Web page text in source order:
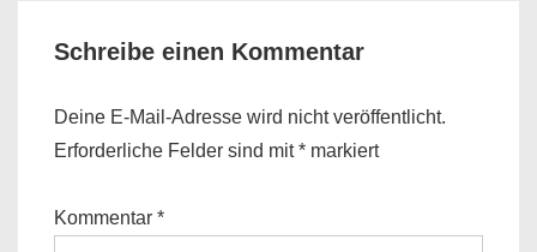
Schreibe einen Kommentar
Deine E-Mail-Adresse wird nicht veröffentlicht.
Erforderliche Felder sind mit* markiert
Kommentar *